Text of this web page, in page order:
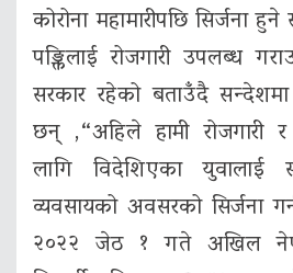
कोरोना महामारीपछि सिर्जना
पङ्क्तिलाई रोजगारी उपलब्ध
सरकार रहेको बताउँदै सन्देशमा
छन् ,“अहिले हामी रोजगारी
लागि विदेशिएका युवालाई
व्यवसायको अवसरको सिर्जना
२०२२ जेठ १ गते अखिल नेपाल